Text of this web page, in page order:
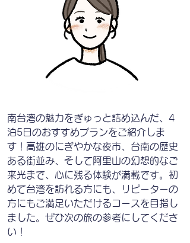
南台湾の魅力をぎゅっと詰め込んだ、4
泊5日のおすすめプランをご紹介しま
す！高雄のにぎやかな夜市、台南の歴史
ある街並み、そして阿里山の幻想的なご
来光まで、心に残る体験が満載です。初
めて台湾を訪れる方にも、リピーターの
方にもご満足いただけるコースを目指し
ました。ぜひ次の旅の参考にしてくださ
い！